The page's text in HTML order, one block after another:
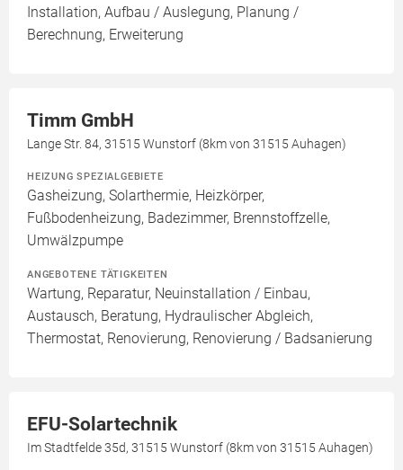
Installation, Aufbau / Auslegung, Planung /
Berechnung, Erweiterung
Timm GmbH
Lange Str. 84, 31515 Wunstorf (8km von 31515 Auhagen)
HEIZUNG SPEZIALGEBIETE
Gasheizung, Solarthermie, Heizkörper,
Fußbodenheizung, Badezimmer, Brennstoffzelle,
Umwälzpumpe
ANGEBOTENE TÄTIGKEITEN
Wartung, Reparatur, Neuinstallation / Einbau,
Austausch, Beratung, Hydraulischer Abgleich,
Thermostat, Renovierung, Renovierung / Badsanierung
EFU-Solartechnik
Im Stadtfelde 35d, 31515 Wunstorf (8km von 31515 Auhagen)